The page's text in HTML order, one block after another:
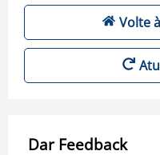
Volte
Dar Feedback